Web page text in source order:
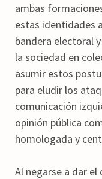
ambas
estas identidades
bandera electoral
la sociedad en
asumir estos
para eludir los
comunicación
opinión pública
homologada y
Al negarse a dar